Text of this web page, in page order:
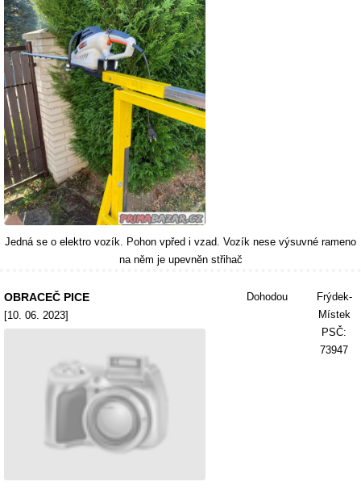
Jedná se o elektro vozík. Pohon vpřed i vzad. Vozík nese výsuvné rameno
na něm je upevněn střihač
OBRACEČ PICE
[10. 06. 2023]
Dohodou
Frýdek-
Místek
PSČ:
73947